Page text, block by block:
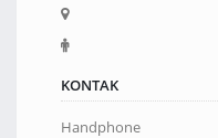
KONTAK
Handphone